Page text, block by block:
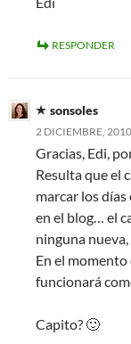
RESPONDER
sonsoles
2 DICIEMBRE,
Gracias, Edi,
Resulta que el
marcar los
en el blog… el
ninguna
En el
funcionará
Capito? 🙂